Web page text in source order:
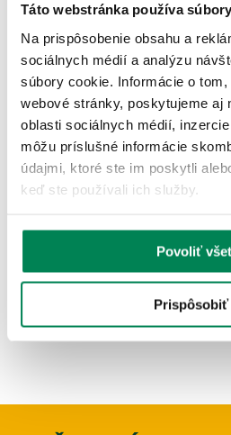
Táto webstránka používa
Na prispôsobenie obsahu a
sociálnych médií a analýzu
súbory cookie. Informácie o
webové stránky, poskytujeme aj
oblasti sociálnych médií,
môžu príslušné informácie
údajmi, ktoré ste im poskytli
keď ste používali ich služby.
Povoliť
Prispôsobiť
Sensas Lepidlo do krmiva PV1